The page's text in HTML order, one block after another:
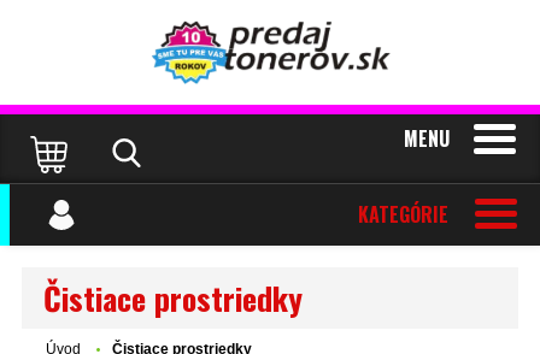
MENU
KATEGÓRIE
Čistiace prostriedky
Úvod Čistiace prostriedky